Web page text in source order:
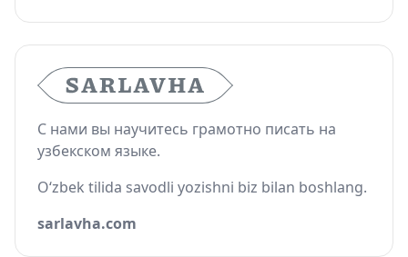
С нами вы научитесь грамотно писать на
узбекском языке.
O‘zbek tilida savodli yozishni biz bilan boshlang.
sarlavha.com